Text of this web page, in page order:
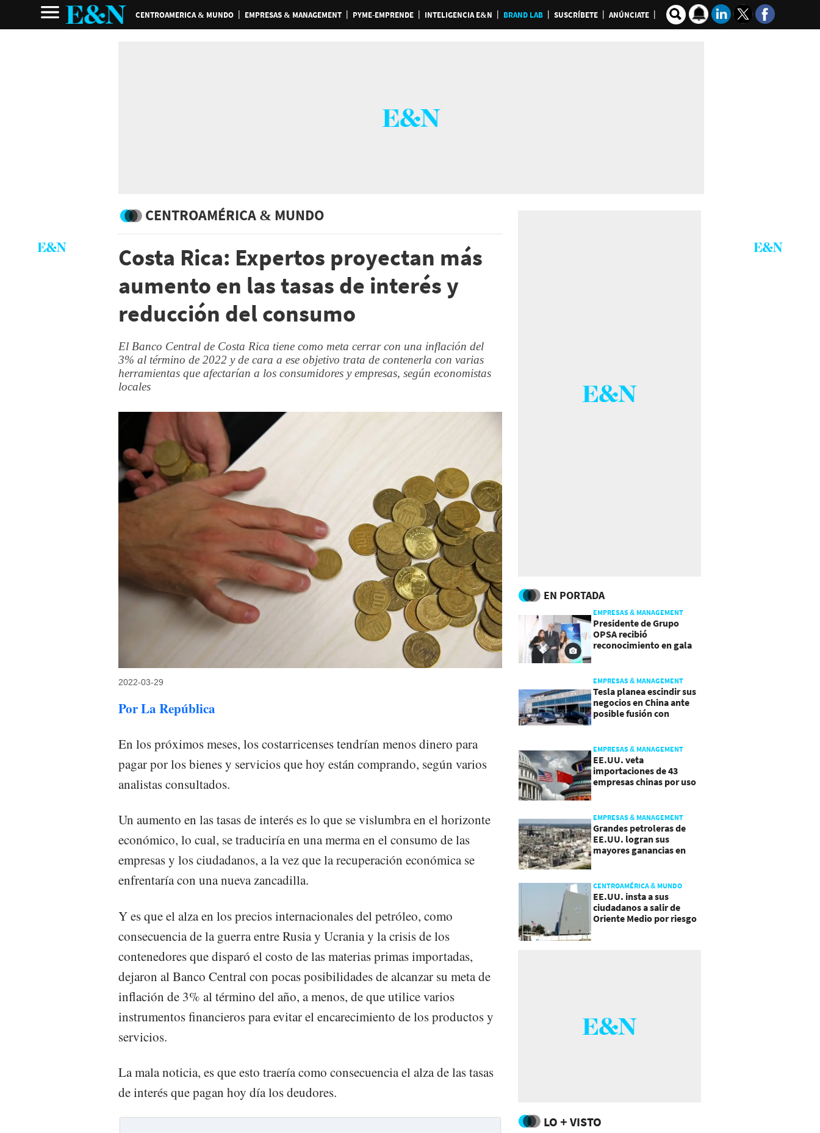
CENTROAMERICA & MUNDO EMPRESAS & MANAGEMENT PYME-EMPRENDE INTELIGENCIA E&N BRAND LAB SUSCRÍBETE ANÚNCIATE
CENTROAMÉRICA & MUNDO
Costa Rica: Expertos proyectan más
aumento en las tasas de interés y
reducción del consumo
El Banco Central de Costa Rica tiene como meta cerrar con una inflación del
3% al término de 2022 y de cara a ese objetivo trata de contenerla con varias
herramientas que afectarían a los consumidores y empresas, según economistas
locales
2022-03-29
Por La República
En los próximos meses, los costarricenses tendrían menos dinero para
pagar por los bienes y servicios que hoy están comprando, según varios
analistas consultados.
Un aumento en las tasas de interés es lo que se vislumbra en el horizonte
económico, lo cual, se traduciría en una merma en el consumo de las
empresas y los ciudadanos, a la vez que la recuperación económica se
enfrentaría con una nueva zancadilla.
Y es que el alza en los precios internacionales del petróleo, como
consecuencia de la guerra entre Rusia y Ucrania y la crisis de los
contenedores que disparó el costo de las materias primas importadas,
dejaron al Banco Central con pocas posibilidades de alcanzar su meta de
inflación de 3% al término del año, a menos, de que utilice varios
instrumentos financieros para evitar el encarecimiento de los productos y
servicios.
La mala noticia, es que esto traería como consecuencia el alza de las tasas
de interés que pagan hoy día los deudores.
EN PORTADA
EMPRESAS & MANAGEMENT
Presidente de Grupo
OPSA recibió
reconocimiento en gala
EMPRESAS & MANAGEMENT
Tesla planea escindir sus
negocios en China ante
posible fusión con
EMPRESAS & MANAGEMENT
EE.UU. veta
importaciones de 43
empresas chinas por uso
EMPRESAS & MANAGEMENT
Grandes petroleras de
EE.UU. logran sus
mayores ganancias en
CENTROAMÉRICA & MUNDO
EE.UU. insta a sus
ciudadanos a salir de
Oriente Medio por riesgo
LO + VISTO